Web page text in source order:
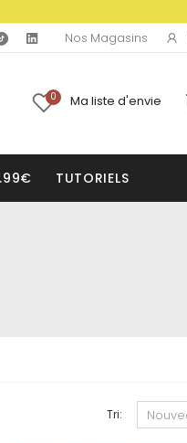
Nos Magasins
0 Ma liste d'envie
TUTORIELS
Tri: